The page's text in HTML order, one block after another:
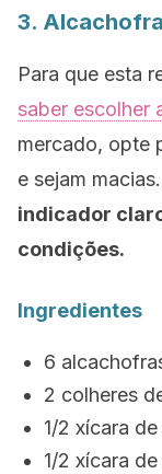
3.
Para que esta
saber escolher
mercado, opte
e sejam macias.
indicador
condições.
Ingredientes
6
2 colheres
1/2 xícara
1/2 xícara